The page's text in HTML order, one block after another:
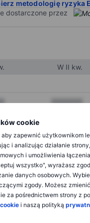
cookie
zapewnić użytkownikom
i analizując działanie
i umożliwienia
wszystko", wyrażasz
danych osobowych.
zgody. Możesz
za pośrednictwem strony z
cookie i naszą polityką
metodologię ryzyka
dostarczone przez
W II kw.
XXXXXXX
XXXXXXX
XXXXXXX